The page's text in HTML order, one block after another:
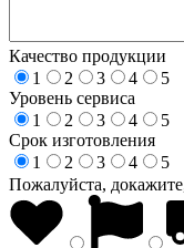
Качество продукции
1
2 3 4
5
Уровень сервиса
1
2 3 4
5
Срок изготовления
1
2 3 4
5
Пожалуйста,